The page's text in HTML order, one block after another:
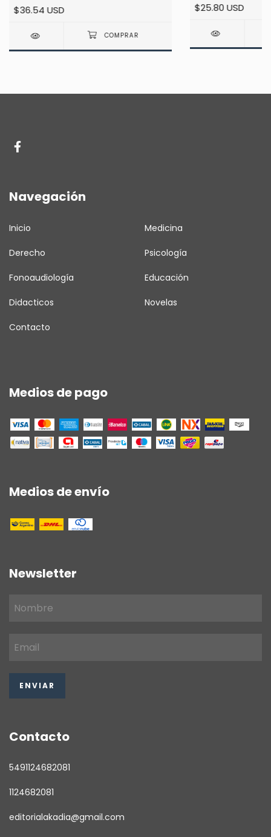
$36.54 USD $25.80 USD
Navegación
Inicio Medicina
Derecho Psicología
Fonoaudiología Educación
Didacticos Novelas
Contacto
Medios de pago
Medios de envío
Newsletter
Contacto
5491124682081
1124682081
editorialakadia@gmail.com